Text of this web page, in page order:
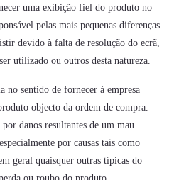
uma exibição fiel do produto no
pelas mais pequenas diferenças
devido à falta de resolução do ecrã,
utilizado ou outros desta natureza.
no sentido de fornecer à empresa
objecto da ordem de compra.
danos resultantes de um mau
por causas tais como
geral quaisquer outras típicas do